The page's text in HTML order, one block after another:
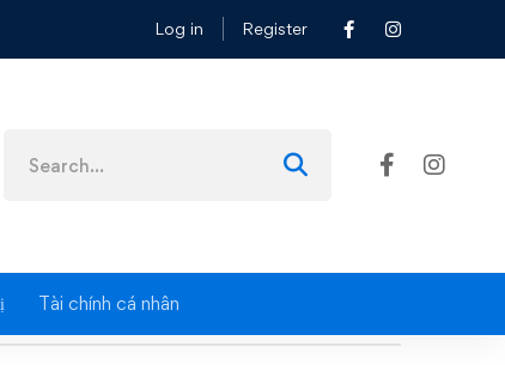
Log in Register
for:
Tài chính cá nhân